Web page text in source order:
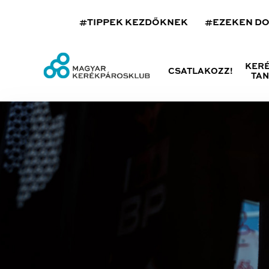
#TIPPEK KEZDŐKNEK #EZEKEN
CSATLAKOZZ!